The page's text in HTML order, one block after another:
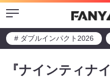
Menu
# ダブルインパクト2026
『ナインティナ